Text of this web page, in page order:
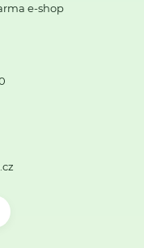
e-shop